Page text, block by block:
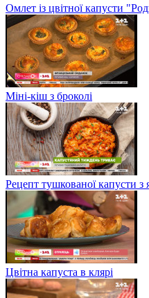
Омлет із цвітної капусти
Міні-кіш з броколі
Рецепт тушкованої капусти з
Цвітна капуста в клярі